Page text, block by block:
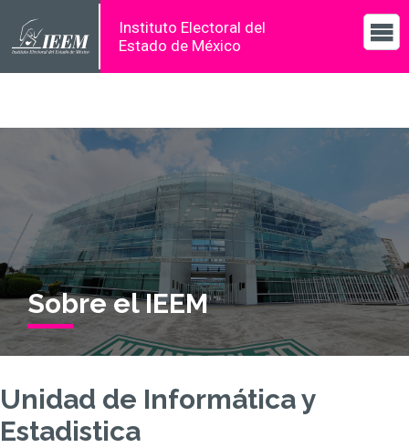
Instituto Electoral del
Estado de México
Sobre el IEEM
Unidad de Informática y
Estadistica